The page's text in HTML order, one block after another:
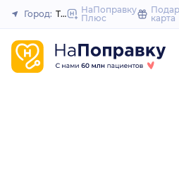
Закрыть
Город: ТюменьНаПоправку
Плюс
карта